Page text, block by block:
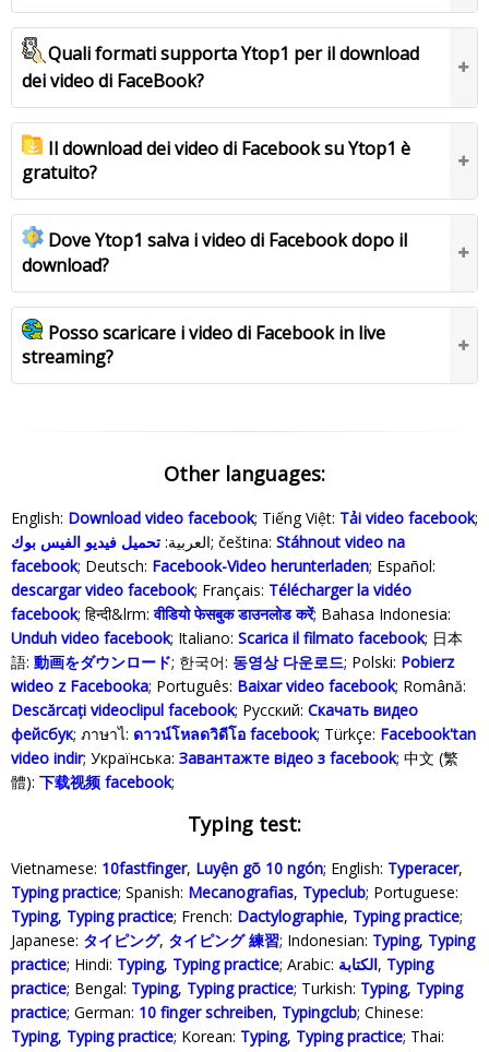
Quali formati supporta Ytop1 per il download
dei video di FaceBook?
Il download dei video di Facebook su Ytop1 è
gratuito?
Dove Ytop1 salva i video di Facebook dopo il
download?
Posso scaricare i video di Facebook in live
streaming?
Other languages:
English: Download video facebook; Tiếng Việt: Tải video facebook;
العربية: تحميل فيديو الفيس بوك ; čeština: Stáhnout video na
facebook; Deutsch: Facebook-Video herunterladen; Español:
descargar video facebook; Français: Télécharger la vidéo
facebook; हिन्दी&lrm:वीडियो फेसबुक डाउनलोड करें; Bahasa Indonesia‬:
Unduh video facebook; Italiano: Scarica il filmato facebook; 日本
語: 動画をダウンロード; 한국어: 동영상 다운로드; Polski‎: Pobierz
wideo z Facebooka; Português: Baixar video facebook; Română:
Descărcați videoclipul facebook; Русский: Скачать видео
фейсбук; ภาษาไ: ดาวน์โหลดวิดีโอ facebook; Türkçe‬: Facebook'tan
video indir; Українська‬: Завантажте відео з facebook; 中文 (繁
體): 下载视频 facebook;
Typing test:
Vietnamese: 10fastfinger, Luyện gõ 10 ngón; English: Typeracer,
Typing practice; Spanish: Mecanografias, Typeclub; Portuguese:
Typing, Typing practice; French: Dactylographie, Typing practice;
Japanese: タイピング, タイピング 練習; Indonesian: Typing, Typing
practice; Hindi: Typing, Typing practice; Arabic: الكتابة, Typing
practice; Bengal: Typing, Typing practice; Turkish: Typing, Typing
practice; German: 10 finger schreiben, Typingclub; Chinese:
Typing, Typing practice; Korean: Typing, Typing practice; Thai: